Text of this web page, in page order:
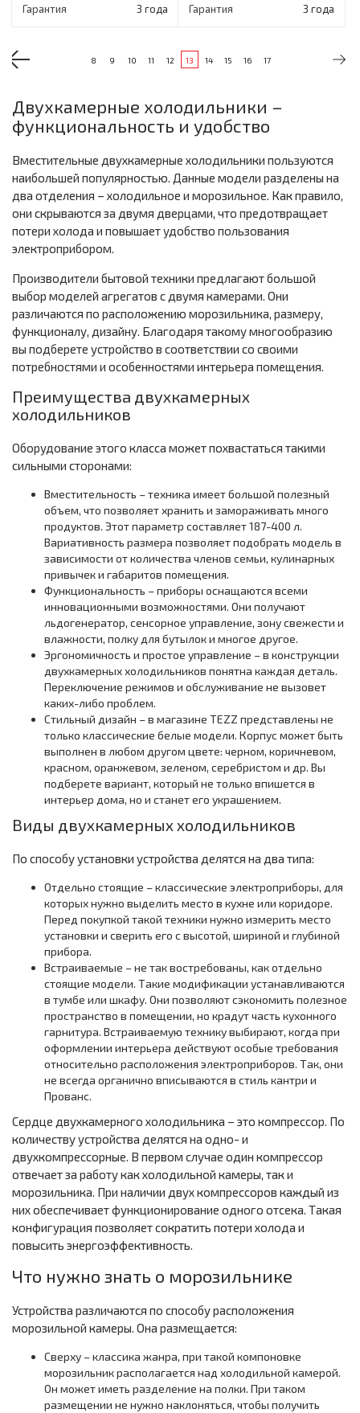
Гарантия 3 года Гарантия 3 года
8 9 10 11 12 13 14 15 16 17
Двухкамерные холодильники –
функциональность и удобство
Вместительные двухкамерные холодильники пользуются
наибольшей популярностью. Данные модели разделены на
два отделения – холодильное и морозильное. Как правило,
они скрываются за двумя дверцами, что предотвращает
потери холода и повышает удобство пользования
электроприбором.
Производители бытовой техники предлагают большой
выбор моделей агрегатов с двумя камерами. Они
различаются по расположению морозильника, размеру,
функционалу, дизайну. Благодаря такому многообразию
вы подберете устройство в соответствии со своими
потребностями и особенностями интерьера помещения.
Преимущества двухкамерных
холодильников
Оборудование этого класса может похвастаться такими
сильными сторонами:
Вместительность – техника имеет большой полезный
объем, что позволяет хранить и замораживать много
продуктов. Этот параметр составляет 187-400 л.
Вариативность размера позволяет подобрать модель в
зависимости от количества членов семьи, кулинарных
привычек и габаритов помещения.
Функциональность – приборы оснащаются всеми
инновационными возможностями. Они получают
льдогенератор, сенсорное управление, зону свежести и
влажности, полку для бутылок и многое другое.
Эргономичность и простое управление – в конструкции
двухкамерных холодильников понятна каждая деталь.
Переключение режимов и обслуживание не вызовет
каких-либо проблем.
Стильный дизайн – в магазине TEZZ представлены не
только классические белые модели. Корпус может быть
выполнен в любом другом цвете: черном, коричневом,
красном, оранжевом, зеленом, серебристом и др. Вы
подберете вариант, который не только впишется в
интерьер дома, но и станет его украшением.
Виды двухкамерных холодильников
По способу установки устройства делятся на два типа:
Отдельно стоящие – классические электроприборы, для
которых нужно выделить место в кухне или коридоре.
Перед покупкой такой техники нужно измерить место
установки и сверить его с высотой, шириной и глубиной
прибора.
Встраиваемые – не так востребованы, как отдельно
стоящие модели. Такие модификации устанавливаются
в тумбе или шкафу. Они позволяют сэкономить полезное
пространство в помещении, но крадут часть кухонного
гарнитура. Встраиваемую технику выбирают, когда при
оформлении интерьера действуют особые требования
относительно расположения электроприборов. Так, они
не всегда органично вписываются в стиль кантри и
Прованс.
Сердце двухкамерного холодильника – это компрессор. По
количеству устройства делятся на одно- и
двухкомпрессорные. В первом случае один компрессор
отвечает за работу как холодильной камеры, так и
морозильника. При наличии двух компрессоров каждый из
них обеспечивает функционирование одного отсека. Такая
конфигурация позволяет сократить потери холода и
повысить энергоэффективность.
Что нужно знать о морозильнике
Устройства различаются по способу расположения
морозильной камеры. Она размещается:
Сверху – классика жанра, при такой компоновке
морозильник располагается над холодильной камерой.
Он может иметь разделение на полки. При таком
размещении не нужно наклоняться, чтобы получить